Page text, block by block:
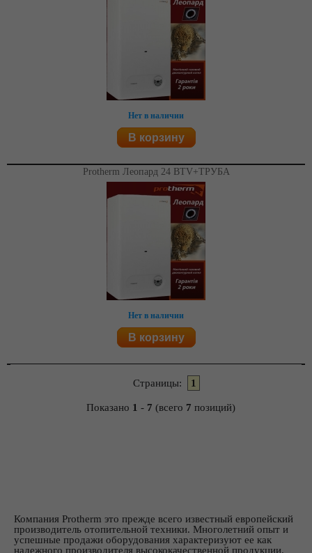
Нет в наличии
В корзину
Protherm Леопард 24 BTV+ТРУБА
Нет в наличии
В корзину
Страницы: 1
Показано 1 - 7 (всего 7 позиций)
Компания Protherm это прежде всего известный европейский
производитель отопительной техники. Многолетний опыт и
успешные продажи оборудования характеризуют ее как
надежного производителя высококачественной продукции.